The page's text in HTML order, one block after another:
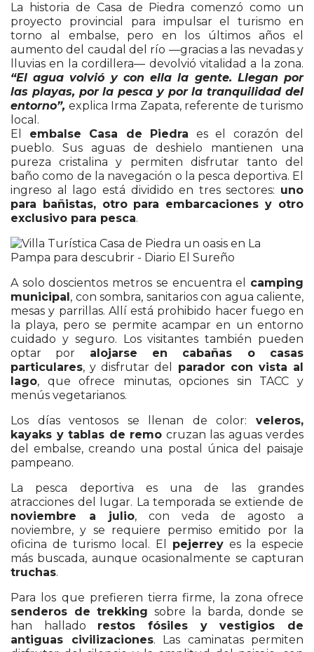
La historia de Casa de Piedra comenzó como un
proyecto provincial para impulsar el turismo en
torno al embalse, pero en los últimos años el
aumento del caudal del río —gracias a las nevadas y
lluvias en la cordillera— devolvió vitalidad a la zona.
“El agua volvió y con ella la gente. Llegan por
las playas, por la pesca y por la tranquilidad del
entorno”, explica Irma Zapata, referente de turismo
local.
El embalse Casa de Piedra es el corazón del
pueblo. Sus aguas de deshielo mantienen una
pureza cristalina y permiten disfrutar tanto del
baño como de la navegación o la pesca deportiva. El
ingreso al lago está dividido en tres sectores: uno
para bañistas, otro para embarcaciones y otro
exclusivo para pesca.
A solo doscientos metros se encuentra el camping
municipal , con sombra, sanitarios con agua caliente,
mesas y parrillas. Allí está prohibido hacer fuego en
la playa, pero se permite acampar en un entorno
cuidado y seguro. Los visitantes también pueden
optar por alojarse en cabañas o casas
particulares, y disfrutar del parador con vista al
lago, que ofrece minutas, opciones sin TACC y
menús vegetarianos.
Los días ventosos se llenan de color: veleros,
kayaks y tablas de remo cruzan las aguas verdes
del embalse, creando una postal única del paisaje
pampeano.
La pesca deportiva es una de las grandes
atracciones del lugar. La temporada se extiende de
noviembre a julio, con veda de agosto a
noviembre, y se requiere permiso emitido por la
oficina de turismo local. El pejerreyes la especie
más buscada, aunque ocasionalmente se capturan
truchas.
Para los que prefieren tierra firme, la zona ofrece
senderos de trekking sobre la barda, donde se
han hallado restos fósiles y vestigios de
antiguas civilizaciones. Las caminatas permiten